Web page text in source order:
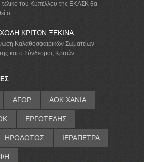
τελικό του Κυπέλλου της ΕΚΑΣΚ θα
ο ...
ΚΡΙΤΩΝ ΞΕΚΙΝΑ.......
Καλαθοσφαιρικών Σωματείων
και ο Σύνδεσμος Κριτών ...
ΑΓΟΡ ΑΟΚ ΧΑΝΙΑ
ΕΡΓΟΤΕΛΗΣ
ΗΡΟΔΟΤΟΣ ΙΕΡΑΠΕΤΡΑ